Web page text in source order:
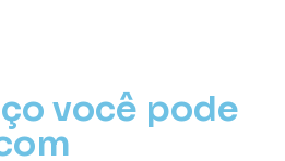
você pode